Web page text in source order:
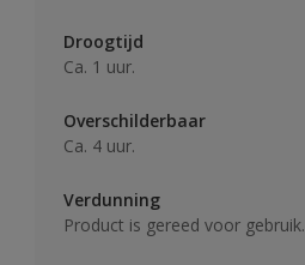
Droogtijd
Ca. 1 uur.
Overschilderbaar
Ca. 4 uur.
Verdunning
Product is gereed voor gebruik.